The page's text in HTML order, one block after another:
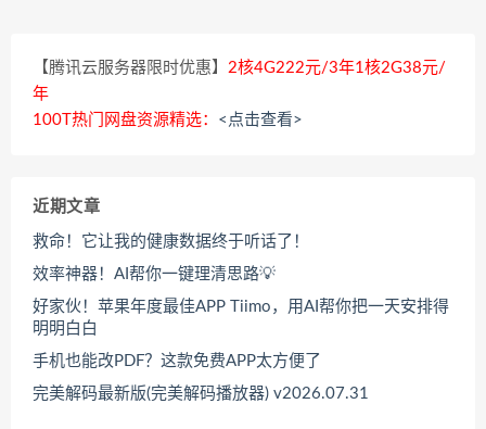
【腾讯云服务器限时优惠】 2核4G222元/3年1核2G38元/
年
100T热门网盘资源精选： <点击查看>
近期文章
救命！它让我的健康数据终于听话了！
效率神器！AI帮你一键理清思路💡
好家伙！苹果年度最佳APP Tiimo，用AI帮你把一天安排得
明明白白
手机也能改PDF？这款免费APP太方便了
完美解码最新版(完美解码播放器) v2026.07.31